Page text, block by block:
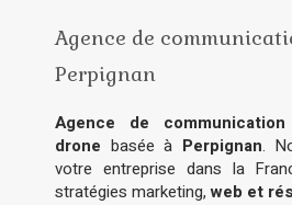
Agence de
Perpignan
Agence de communication
drone basée à Perpignan.
votre entreprise dans la
stratégies marketing,web et